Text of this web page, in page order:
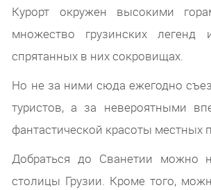
Курорт окружен высокими
множество грузинских легенд
спрятанных в них сокровищах.
Но не за ними сюда ежегодно
туристов, а за невероятными
фантастической красоты местных
Добраться до Сванетии можно
столицы Грузии. Кроме того,